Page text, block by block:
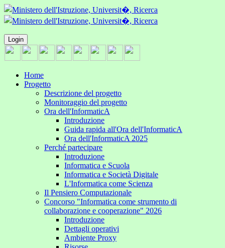
Login
Home
Progetto
Descrizione del progetto
Monitoraggio del progetto
Ora dell'InformaticA
Introduzione
Guida rapida all'Ora dell'InformaticA
Ora dell'InformaticA 2025
Perché partecipare
Introduzione
Informatica e Scuola
Informatica e Società Digitale
L'Informatica come Scienza
Il Pensiero Computazionale
Concorso "Informatica come strumento di
collaborazione e cooperazione" 2026
Introduzione
Dettagli operativi
Ambiente Proxy